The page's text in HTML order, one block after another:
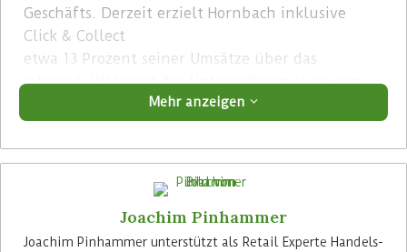
Geschäfts. Derzeit erzielt Hornbach inklusive
Click & Collect
etwa 13 Prozent seiner Umsätze über das
Internet. Während das Unternehmen in seinen
Märkten durchschnittlich 50.000 Artikel anbietet,
umfasst das Online-Sortiment bis zu 290.000
SKUs.
Advertisement
Mehr anzeigen
Joachim Pinhammer
Joachim Pinhammer unterstützt als Retail Experte Handels-